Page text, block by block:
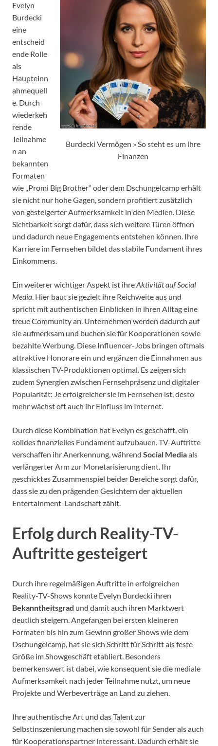
Burdecki Vermögen » So steht es um ihre
Finanzen
Evelyn
Burdecki
eine
entscheid
ende Rolle
als
Haupteinn
ahmequell
e. Durch
wiederkeh
rende
Teilnahme
n an
bekannten
Formaten
wie „Promi Big Brother“ oder dem Dschungelcamp erhält
sie nicht nur hohe Gagen, sondern profitiert zusätzlich
von gesteigerter Aufmerksamkeit in den Medien. Diese
Sichtbarkeit sorgt dafür, dass sich weitere Türen öffnen
und dadurch neue Engagements entstehen können. Ihre
Karriere im Fernsehen bildet das stabile Fundament ihres
Einkommens.
Ein weiterer wichtiger Aspekt ist ihreAktivität auf Social
Media. Hier baut sie gezielt ihre Reichweite aus und
spricht mit authentischen Einblicken in ihren Alltag eine
treue Community an. Unternehmen werden dadurch auf
sie aufmerksam und buchen sie für Kooperationen sowie
bezahlte Werbung. Diese Influencer-Jobs bringen oftmals
attraktive Honorare ein und ergänzen die Einnahmen aus
klassischen TV-Produktionen optimal. Es zeigen sich
zudem Synergien zwischen Fernsehpräsenz und digitaler
Popularität: Je erfolgreicher sie im Fernsehen ist, desto
mehr wächst oft auch ihr Einfluss im Internet.
Durch diese Kombination hat Evelyn es geschafft, ein
solides finanzielles Fundament aufzubauen. TV-Auftritte
verschaffen ihr Anerkennung, während Social Mediaals
verlängerter Arm zur Monetarisierung dient. Ihr
geschicktes Zusammenspiel beider Bereiche sorgt dafür,
dass sie zu den prägenden Gesichtern der aktuellen
Entertainment-Landschaft zählt.
Erfolg durch Reality-TV-
Auftritte gesteigert
Durch ihre regelmäßigen Auftritte in erfolgreichen
Reality-TV-Shows konnte Evelyn Burdecki ihren
Bekanntheitsgrad und damit auch ihren Marktwert
deutlich steigern. Angefangen bei ersten kleineren
Formaten bis hin zum Gewinn großer Shows wie dem
Dschungelcamp, hat sie sich Schritt für Schritt als feste
Größe im Showgeschäft etabliert. Besonders
bemerkenswert ist dabei, wie konsequent sie die mediale
Aufmerksamkeit nach jeder Teilnahme nutzt, um neue
Projekte und Werbeverträge an Land zu ziehen.
Ihre authentische Art und das Talent zur
Selbstinszenierung machen sie sowohl für Sender als auch
für Kooperationspartner interessant. Dadurch erhält sie